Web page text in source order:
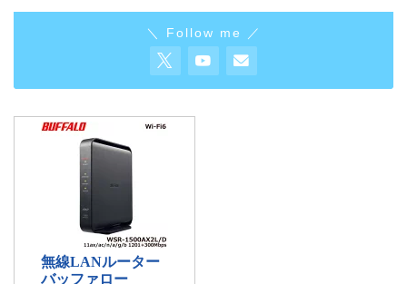
＼ Follow me ／